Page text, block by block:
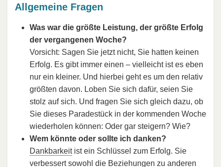
Allgemeine Fragen
Was war die größte Leistung, der größte Erfolg
der vergangenen Woche?
Vorsicht: Sagen Sie jetzt nicht, Sie hatten keinen
Erfolg. Es gibt immer einen – vielleicht ist es eben
nur ein kleiner. Und hierbei geht es um den relativ
größten davon. Loben Sie sich dafür, seien Sie
stolz auf sich. Und fragen Sie sich gleich dazu, ob
Sie dieses Paradestück in der kommenden Woche
wiederholen können: Oder gar steigern? Wie?
Wem könnte oder sollte ich danken?
Dankbarkeitist ein Schlüssel zum Erfolg. Sie
verbessert sowohl die Beziehungen zu anderen